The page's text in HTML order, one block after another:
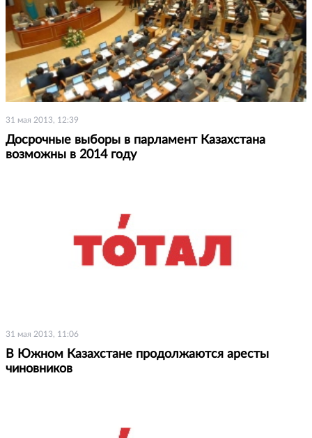
31 мая 2013, 12:39
Досрочные выборы в парламент Казахстана
возможны в 2014 году
31 мая 2013, 11:06
В Южном Казахстане продолжаются аресты
чиновников